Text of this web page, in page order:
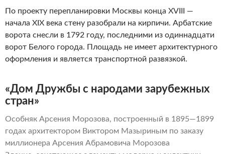
По проекту перепланировки Москвы конца XVIII —
начала XIX века стену разобрали на кирпичи. Арбатские
ворота снесли в 1792 году, последними из одиннадцати
ворот Белого города. Площадь не имеет архитектурного
оформления и является транспортной развязкой.
«Дом Дружбы с народами зарубежных
стран»
Особняк Арсения Морозова, построенный в 1895—1899
годах архитектором Виктором Мазыриным по заказу
миллионера Арсения Абрамовича Морозова